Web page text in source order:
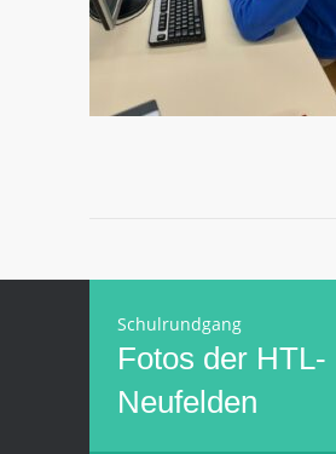
Schulrundgang
Fotos der HTL-
Neufelden